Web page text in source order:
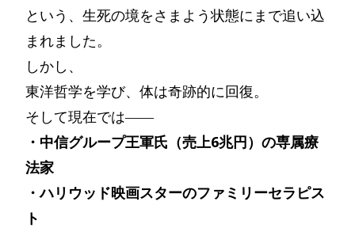
という、生死の境をさまよう状態にまで追い込
まれました。
しかし、
東洋哲学を学び、体は奇跡的に回復。
そして現在では――
・中信グループ王軍氏（売上6兆円）の専属療
法家
・ハリウッド映画スターのファミリーセラピス
ト